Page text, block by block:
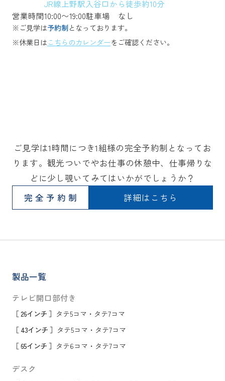
JR線上野駅入谷口から徒歩約10分
営業時間10:00〜19:00駐車場 なし
※ご見学は予約制となっております。
※休業日はこちらのカレンダーをご確認ください。
ご見学は1時間につき1組様の完全予約制となってお
ります。観光ついでやお仕事の休憩中、仕事帰りな
どに少し覗いてみてはいかがでしょうか？
完全予約制
詳細はこちら
製品一覧
テレビ開口部付き
［ 26インチ ］ タテ5コマ ・ タテ7コマ
［ 43インチ ］ タテ5コマ ・ タテ7コマ
［ 65インチ ］ タテ6コマ ・ タテ7コマ
デスク